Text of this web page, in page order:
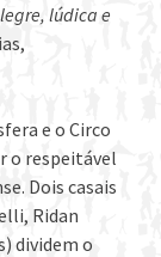
lúdica e
e o Circo
o respeitável
Dois casais
Ridan
dividem o